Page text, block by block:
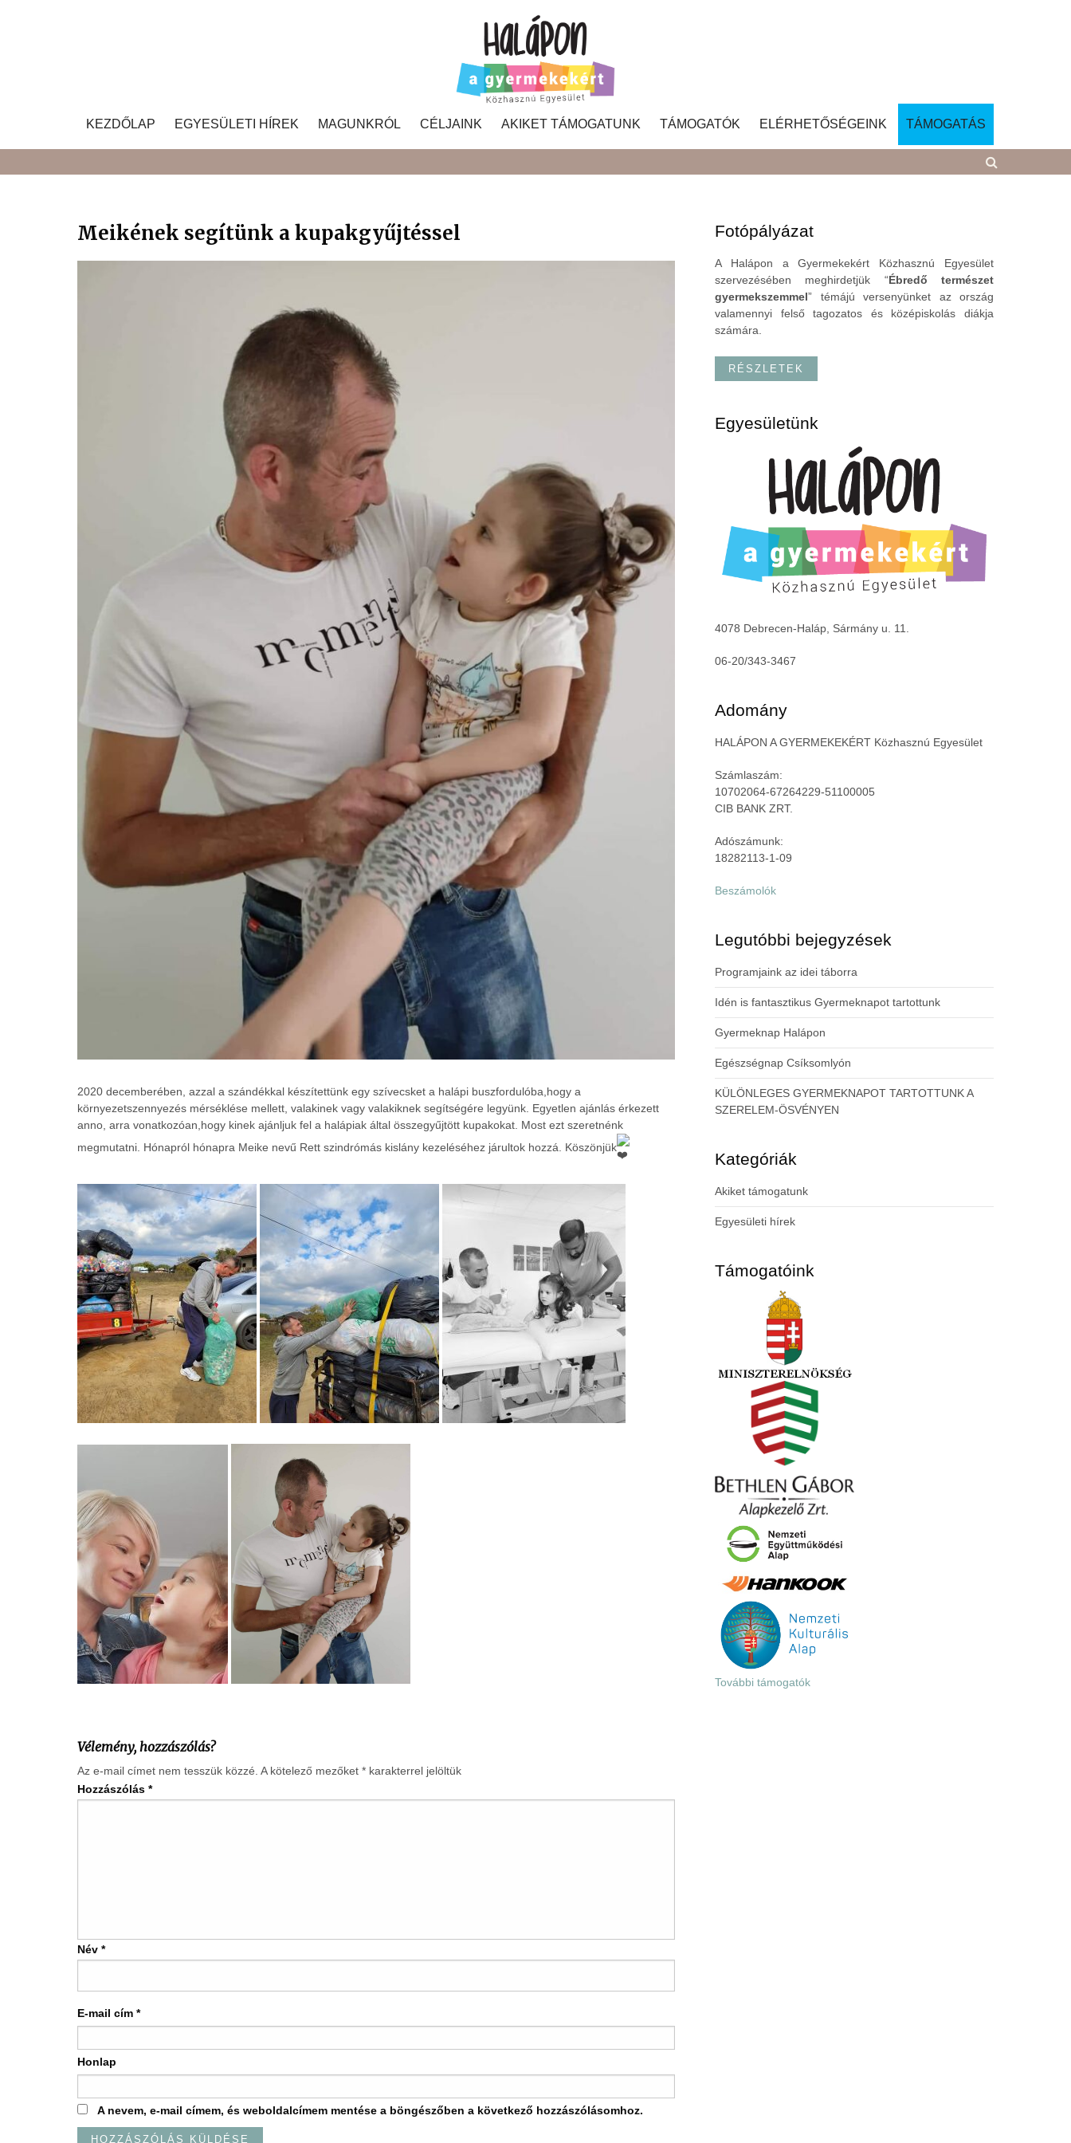
KEZDŐLAP EGYESÜLETI HÍREK MAGUNKRÓL CÉLJAINK AKIKET TÁMOGATUNK TÁMOGATÓK ELÉRHETŐSÉGEINK TÁMOGATÁS
Meikének segítünk a kupakgyűjtéssel
2020 decemberében, azzal a szándékkal készítettünk egy szívecsket a halápi buszfordulóba,hogy a
környezetszennyezés mérséklése mellett, valakinek vagy valakiknek segítségére legyünk. Egyetlen ajánlás érkezett
anno, arra vonatkozóan,hogy kinek ajánljuk fel a halápiak által összegyűjtött kupakokat. Most ezt szeretnénk
megmutatni. Hónapról hónapra Meike nevű Rett szindrómás kislány kezeléséhez járultok hozzá. Köszönjük
Vélemény, hozzászólás?
Az e-mail címet nem tesszük közzé. A kötelező mezőket * karakterrel jelöltük
Hozzászólás *
Név *
E-mail cím *
Honlap
A nevem, e-mail címem, és weboldalcímem mentése a böngészőben a következő hozzászólásomhoz.
Fotópályázat
A Halápon a Gyermekekért Közhasznú Egyesület
szervezésében meghirdetjük “Ébredő természet
gyermekszemmel” témájú versenyünket az ország
valamennyi felső tagozatos és középiskolás diákja
számára.
RÉSZLETEK
Egyesületünk
4078 Debrecen-Haláp, Sármány u. 11.
06-20/343-3467
Adomány
HALÁPON A GYERMEKEKÉRT Közhasznú Egyesület
Számlaszám:
10702064-67264229-51100005
CIB BANK ZRT.
Adószámunk:
18282113-1-09
Beszámolók
Legutóbbi bejegyzések
Programjaink az idei táborra
Idén is fantasztikus Gyermeknapot tartottunk
Gyermeknap Halápon
Egészségnap Csíksomlyón
KÜLÖNLEGES GYERMEKNAPOT TARTOTTUNK A
SZERELEM-ÖSVÉNYEN
Kategóriák
Akiket támogatunk
Egyesületi hírek
Támogatóink
További támogatók